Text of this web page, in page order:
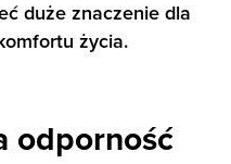
duże znaczenie dla
życia.
odporność